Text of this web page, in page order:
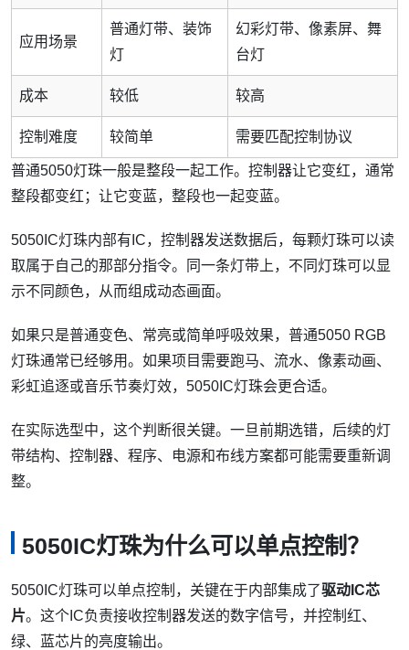
应用场景
普通灯带、装饰
灯
幻彩灯带、像素屏、舞
台灯
成本 较低 较高
控制难度 较简单 需要匹配控制协议
普通5050灯珠一般是整段一起工作。控制器让它变红，通常
整段都变红；让它变蓝，整段也一起变蓝。
5050IC灯珠内部有IC，控制器发送数据后，每颗灯珠可以读
取属于自己的那部分指令。同一条灯带上，不同灯珠可以显
示不同颜色，从而组成动态画面。
如果只是普通变色、常亮或简单呼吸效果，普通5050 RGB
灯珠通常已经够用。如果项目需要跑马、流水、像素动画、
彩虹追逐或音乐节奏灯效，5050IC灯珠会更合适。
在实际选型中，这个判断很关键。一旦前期选错，后续的灯
带结构、控制器、程序、电源和布线方案都可能需要重新调
整。
5050IC灯珠为什么可以单点控制？
5050IC灯珠可以单点控制，关键在于内部集成了驱动IC芯
片。这个IC负责接收控制器发送的数字信号，并控制红、
绿、蓝芯片的亮度输出。